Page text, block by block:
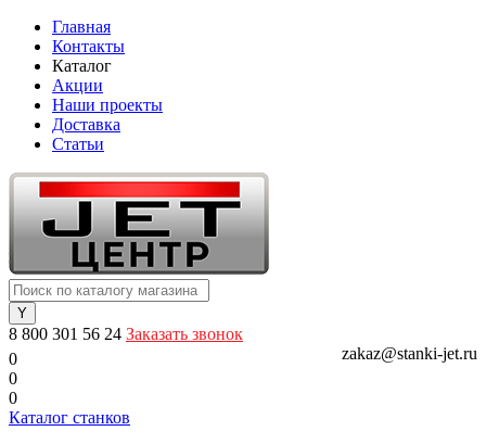
Главная
Контакты
Каталог
Акции
Наши проекты
Доставка
Статьи
8 800 301 56 24 Заказать звонок
zakaz@stanki-jet.ru
0
0
0
Каталог станков